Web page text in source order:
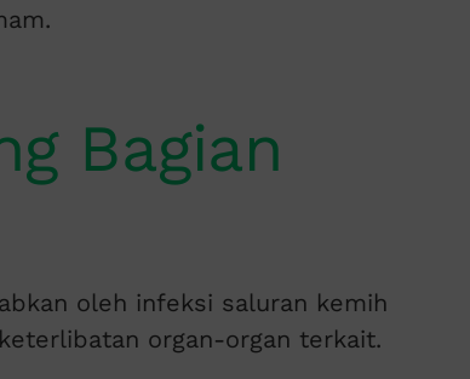
Bagian
oleh infeksi saluran kemih
organ-organ terkait.